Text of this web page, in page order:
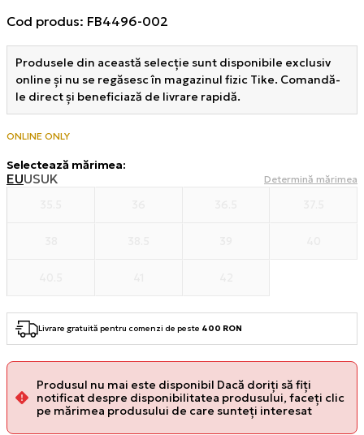
Cod produs: FB4496-002
Produsele din această selecție sunt disponibile exclusiv
online și nu se regăsesc în magazinul fizic Tike. Comandă-
le direct și beneficiază de livrare rapidă.
ONLINE ONLY
Selectează mărimea:
EUUSUK Determină mărimea
Livrare gratuită pentru comenzi de peste 400 RON
Produsul nu mai este disponibil Dacă doriți să fiți
notificat despre disponibilitatea produsului, faceți clic
pe mărimea produsului de care sunteți interesat